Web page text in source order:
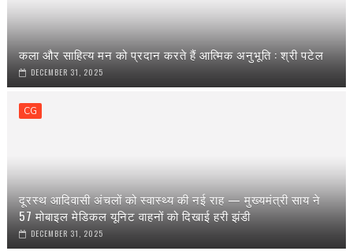
कला और साहित्य मन को प्रदान करते हैं आत्मिक अनुभूति : श्री पटेल
DECEMBER 31, 2025
CG
दूरस्थ आदिवासी अंचलों को स्वास्थ्य की नई राह — मुख्यमंत्री साय ने
57 मोबाइल मेडिकल यूनिट वाहनों को दिखाई हरी झंडी
DECEMBER 31, 2025